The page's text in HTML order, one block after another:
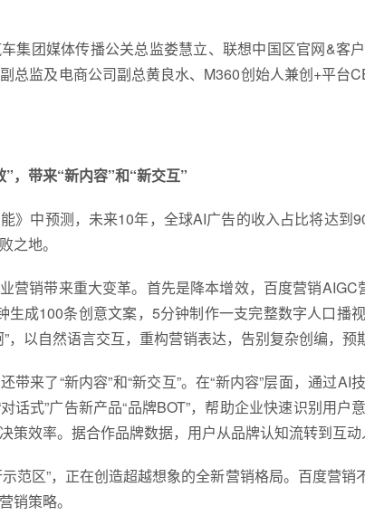
集团媒体传播公关总监娄慧立、联想中国区官网&客
总监及电商公司副总黄良水、M360创始人兼创+平台
，带来“新内容”和“新交互”
》中预测，未来10年，全球AI广告的收入占比将达到
之地。
营销带来重大变革。首先是降本增效，百度营销AIGC
生成100条创意文案，5分钟制作一支完整数字人口播
，以自然语言交互，重构营销表达，告别复杂创编，预
带来了“新内容”和“新交互”。在“新内容”层面，通过AI
话式”广告新产品“品牌BOT”，帮助企业快速识别用
策效率。据合作品牌数据，用户从品牌认知流转到互动
范区”，正在创造超越想象的全新营销格局。百度营
销策略。